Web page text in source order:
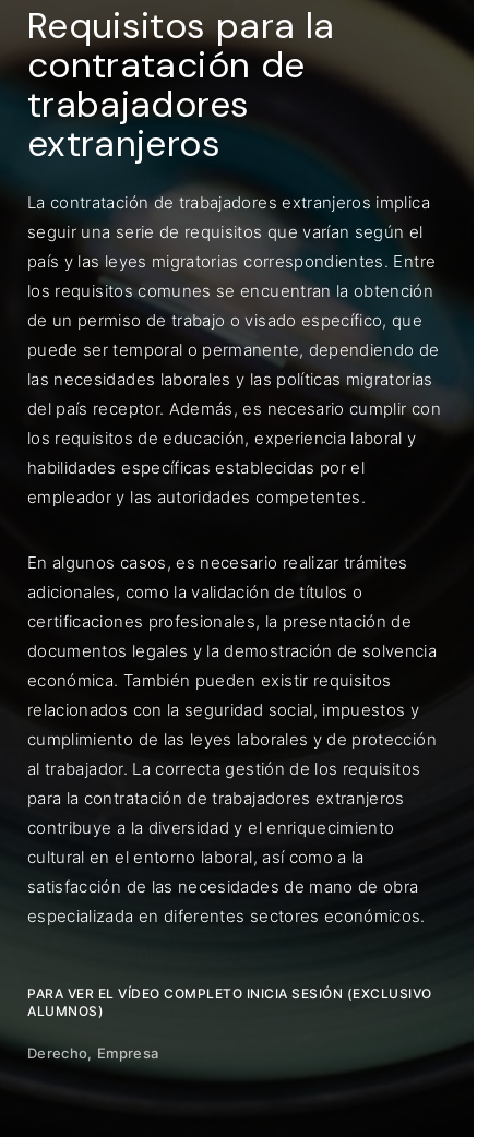
Requisitos para la
contratación de
trabajadores
extranjeros
La contratación de trabajadores extranjeros implica
seguir una serie de requisitos que varían según el
país y las leyes migratorias correspondientes. Entre
los requisitos comunes se encuentran la obtención
de un permiso de trabajo o visado específico, que
puede ser temporal o permanente, dependiendo de
las necesidades laborales y las políticas migratorias
del país receptor. Además, es necesario cumplir con
los requisitos de educación, experiencia laboral y
habilidades específicas establecidas por el
empleador y las autoridades competentes.
En algunos casos, es necesario realizar trámites
adicionales, como la validación de títulos o
certificaciones profesionales, la presentación de
documentos legales y la demostración de solvencia
económica. También pueden existir requisitos
relacionados con la seguridad social, impuestos y
cumplimiento de las leyes laborales y de protección
al trabajador. La correcta gestión de los requisitos
para la contratación de trabajadores extranjeros
contribuye a la diversidad y el enriquecimiento
cultural en el entorno laboral, así como a la
satisfacción de las necesidades de mano de obra
especializada en diferentes sectores económicos.
PARA VER EL VÍDEO COMPLETO INICIA SESIÓN (EXCLUSIVO
ALUMNOS)
Derecho Empresa